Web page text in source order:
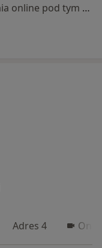
Specjalista nie oferuje umawiania online pod tym adresem.
Adres 4